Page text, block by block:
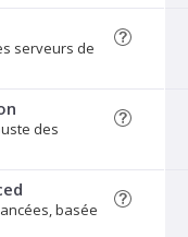
serveurs de
des
basée